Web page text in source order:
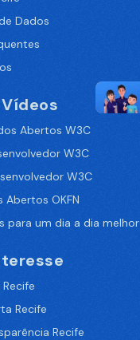
Dados
Abertos W3C
W3C
W3C
Abertos OKFN
para um dia a dia melhor
Recife
Recife